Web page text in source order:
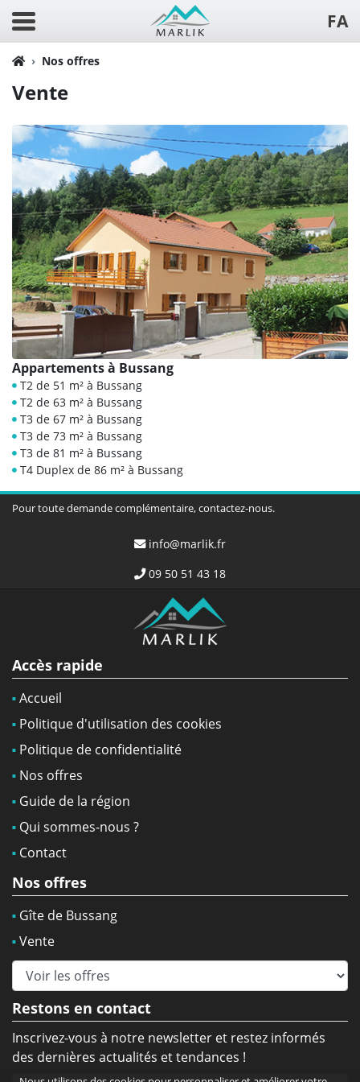
FA
Nos offres
Vente
Appartements à Bussang
T2 de 51 m² à Bussang
T2 de 63 m² à Bussang
T3 de 67 m² à Bussang
T3 de 73 m² à Bussang
T3 de 81 m² à Bussang
T4 Duplex de 86 m² à Bussang
Pour toute demande complémentaire, contactez-nous.
info@marlik.fr
09 50 51 43 18
Accès rapide
Accueil
Politique d'utilisation des cookies
Politique de confidentialité
Nos offres
Guide de la région
Qui sommes-nous ?
Contact
Nos offres
Gîte de Bussang
Vente
Restons en contact
Inscrivez-vous à notre newsletter et restez informés
des dernières actualités et tendances !